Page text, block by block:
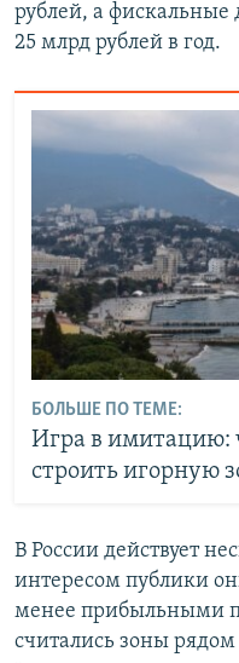
рублей, а фискальные
25 млрд рублей в год.
БОЛЬШЕ ПО ТЕМЕ:
Игра в имитацию:
строить игорную
В России действует
интересом публики
менее прибыльными
считались зоны